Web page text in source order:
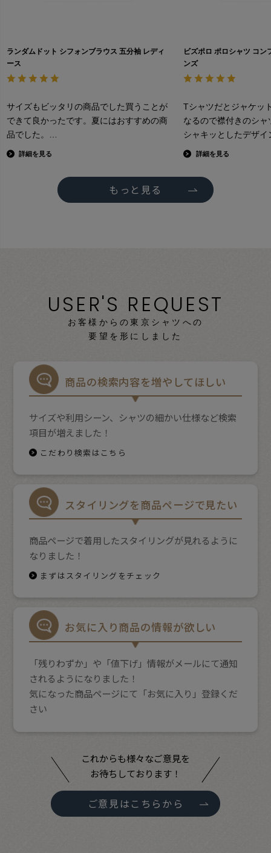
ランダムドット シフォンブラウス 五分袖 レディ
ース
詳細を見る
サイズもビッタリの商品でした買うことが
できて良かったです。夏にはおすすめの商
品でした。
ビズポロ ポロシャツ コン
ンズ
詳細を見る
Tシャツだとジャケッ
なるので襟付きのシ
シャキッとしたデザ
ろ、この商品はワイ
地がポロシャツのよ
しても型崩れしない
乗り切ります。
もっと見る
USER'S REQUEST
お客様からの東京シャツへの
要望を形にしました
商品の検索内容を増やしてほしい
サイズや利用シーン、シャツの細かい仕様など検索
項目が増えました！
こだわり検索はこちら
スタイリングを商品ページで見たい
商品ページで着用したスタイリングが見れるように
なりました！
まずはスタイリングをチェック
お気に入り商品の情報が欲しい
「残りわずか」や「値下げ」情報がメールにて通知
されるようになりました！
気になった商品ページにて「お気に入り」登録くだ
さい
これからも様々なご意見を
お待ちしております！
ご意見はこちらから